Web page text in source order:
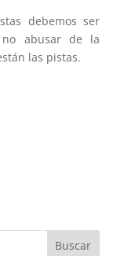
debemos ser
abusar de la
las pistas.